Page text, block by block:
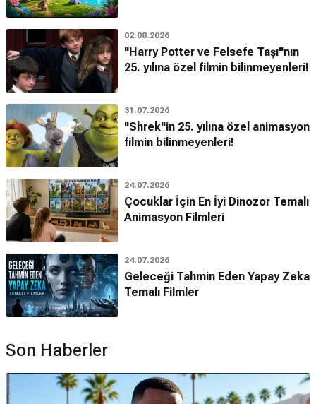
02.08.2026
"Harry Potter ve Felsefe Taşı"nın
25. yılına özel filmin bilinmeyenleri!
31.07.2026
"Shrek"in 25. yılına özel animasyon
filmin bilinmeyenleri!
24.07.2026
Çocuklar İçin En İyi Dinozor Temalı
Animasyon Filmleri
24.07.2026
Geleceği Tahmin Eden Yapay Zeka
Temalı Filmler
Son Haberler